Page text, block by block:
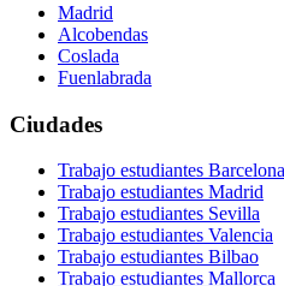
Madrid
Alcobendas
Coslada
Fuenlabrada
Ciudades
Trabajo estudiantes Barcelona
Trabajo estudiantes Madrid
Trabajo estudiantes Sevilla
Trabajo estudiantes Valencia
Trabajo estudiantes Bilbao
Trabajo estudiantes Mallorca